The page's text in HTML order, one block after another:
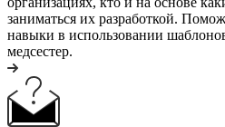
заниматься их разработкой.
навыки в использовании
медсестер.